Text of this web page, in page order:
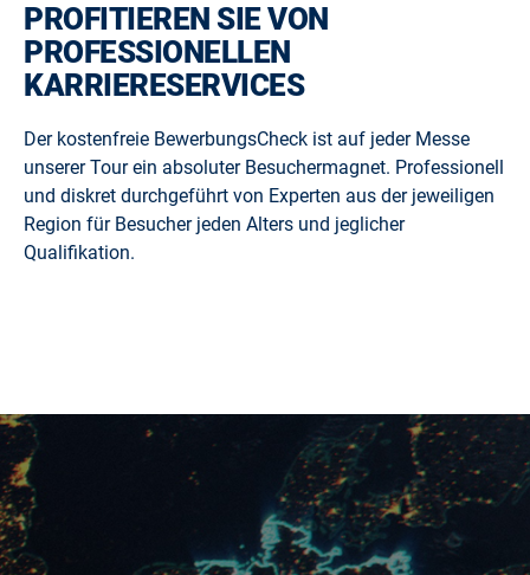
PROFITIEREN SIE VON
PROFESSIONELLEN
KARRIERESERVICES
Der kostenfreie BewerbungsCheck ist auf jeder Messe
unserer Tour ein absoluter Besuchermagnet. Professionell
und diskret durchgeführt von Experten aus der jeweiligen
Region für Besucher jeden Alters und jeglicher
Qualifikation.